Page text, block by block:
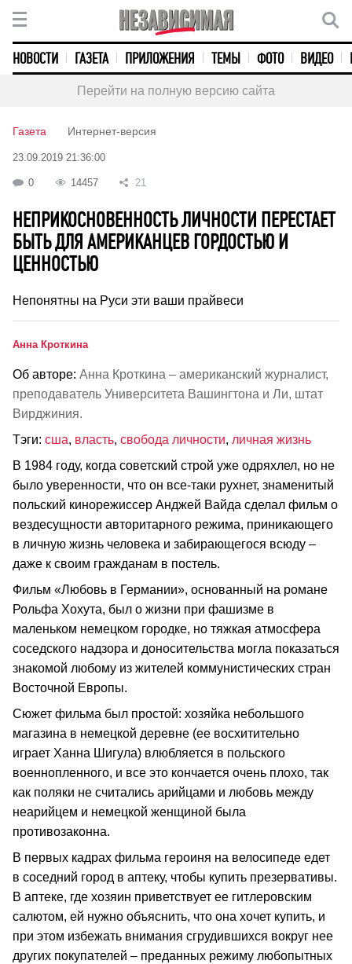
НОВОСТИ ГАЗЕТА ПРИЛОЖЕНИЯ ТЕМЫ ФОТО ВИДЕО
Перейти на полную версию сайта
Газета Интернет-версия
23.09.2019 21:36:00
0 14457 21
НЕПРИКОСНОВЕННОСТЬ ЛИЧНОСТИ ПЕРЕСТАЕТ
БЫТЬ ДЛЯ АМЕРИКАНЦЕВ ГОРДОСТЬЮ И
ЦЕННОСТЬЮ
Непонятны на Руси эти ваши прайвеси
Анна Кроткина
Об авторе: Анна Кроткина – американский журналист,
преподаватель Университета Вашингтона и Ли, штат
Вирджиния.
Тэги: сша, власть, свобода личности, личная жизнь
В 1984 году, когда советский строй уже одряхлел, но не
было уверенности, что он все-таки рухнет, знаменитый
польский кинорежиссер Анджей Вайда сделал фильм о
вездесущности авторитарного режима, приникающего
в личную жизнь человека и забирающегося всюду –
даже к своим гражданам в постель.
Фильм «Любовь в Германии», основанный на романе
Рольфа Хохута, был о жизни при фашизме в
маленьком немецком городке, но тяжкая атмосфера
соседского надзора и доносительства могла показаться
знакомой любому из жителей коммунистических стран
Восточной Европы.
Сюжет фильма был простой: хозяйка небольшого
магазина в немецкой деревне (ее восхитительно
играет Ханна Шигула) влюбляется в польского
военнопленного, и все это кончается очень плохо, так
как поляки не считались арийцами и любовь между
неарийцем и немецкой женщиной была
противозаконна.
В первых кадрах фильма героиня на велосипеде едет
в соседний город в аптеку, чтобы купить презервативы.
В аптеке, где хозяин приветствует ее гитлеровским
салютом, ей нужно объяснить, что она хочет купить, и
при этом избежать внимания сгрудившихся вокруг нее
других покупателей – преданных режиму любопытных